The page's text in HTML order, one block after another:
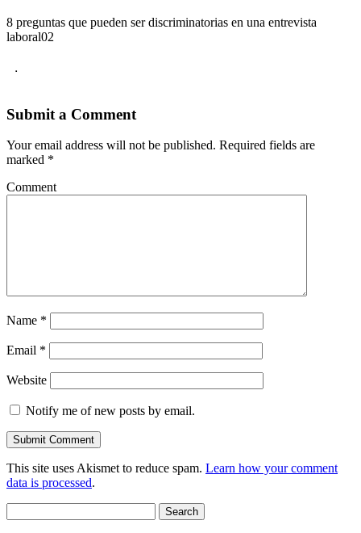
8 preguntas que pueden ser discriminatorias en una entrevista
laboral02
.
Submit a Comment
Your email address will not be published. Required fields are
marked *
Comment
Name *
Email *
Website
Notify me of new posts by email.
This site uses Akismet to reduce spam. Learn how your comment
data is processed.
for: